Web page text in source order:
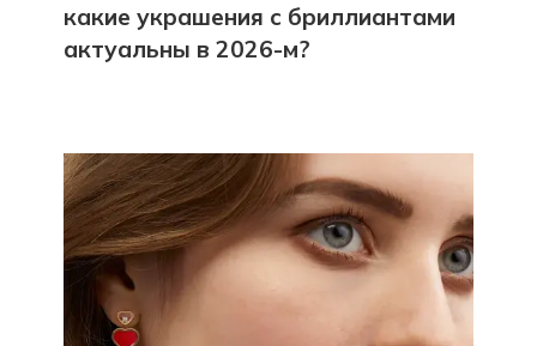
какие украшения с бриллиантами
актуальны в 2026-м?